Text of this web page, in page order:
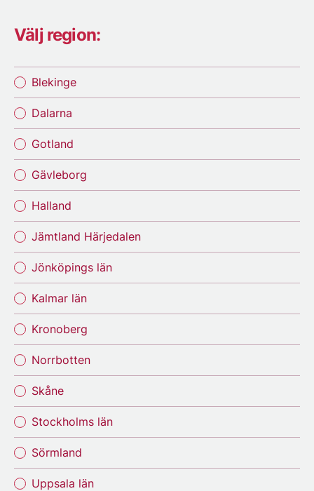
Välj region:
Blekinge
Dalarna
Gotland
Gävleborg
Halland
Jämtland Härjedalen
Jönköpings län
Kalmar län
Kronoberg
Norrbotten
Skåne
Stockholms län
Sörmland
Uppsala län